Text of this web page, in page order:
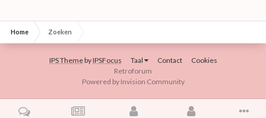
Home Zoeken
IPS ThemebyIPSFocus Taal Contact
Cookies
Retroforum
Powered by Invision Community